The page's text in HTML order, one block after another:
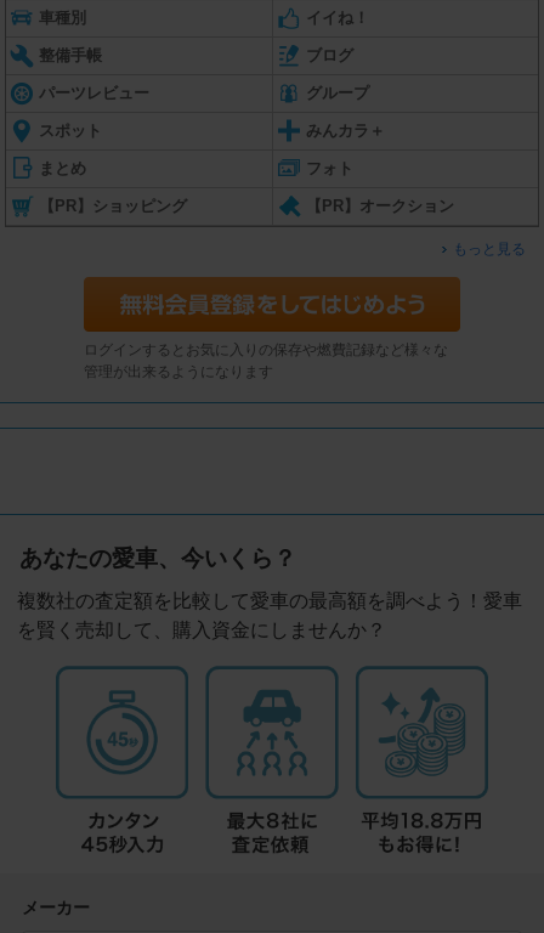
車種別 イイね！
整備手帳 ブログ
パーツレビュー グループ
スポット みんカラ＋
まとめ フォト
【PR】ショッピング 【PR】オークション
もっと見る
ログインするとお気に入りの保存や燃費記録など様々な
管理が出来るようになります
あなたの愛車、今いくら？
複数社の査定額を比較して愛車の最高額を調べよう！愛車
を賢く売却して、購入資金にしませんか？
メーカー